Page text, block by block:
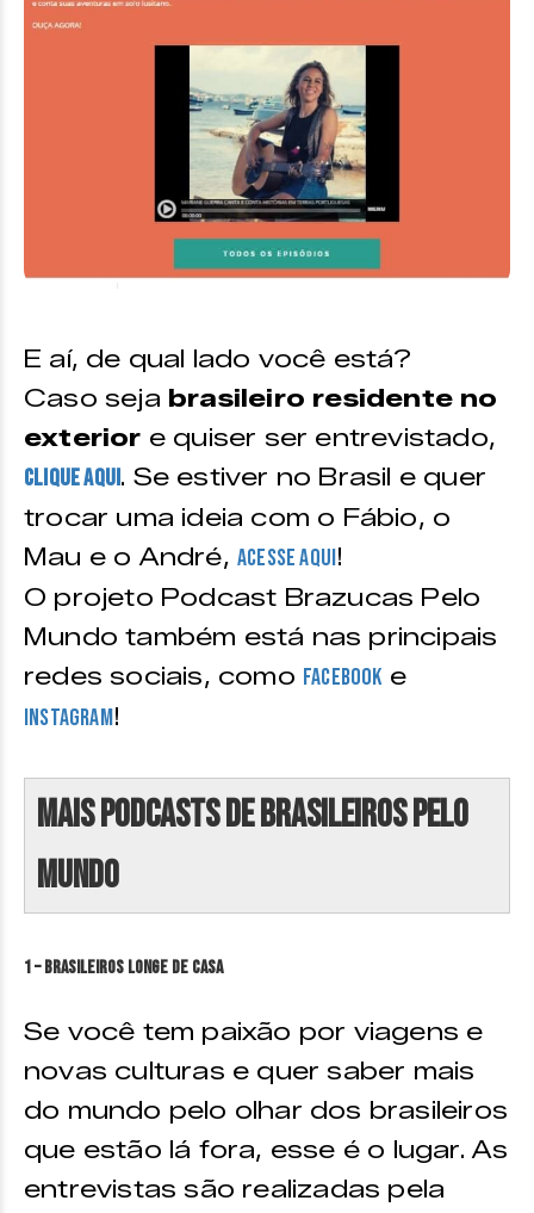
E aí, de qual lado você está?
Caso seja brasileiro residente no
exterior e quiser ser entrevistado,
clique aqui. Se estiver no Brasil e quer
trocar uma ideia com o Fábio, o
Mau e o André, acesse aqui!
O projeto Podcast Brazucas Pelo
Mundo também está nas principais
redes sociais, como Facebook e
Instagram!
Mais podcasts de brasileiros pelo
mundo
1 – Brasileiros longe de casa
Se você tem paixão por viagens e
novas culturas e quer saber mais
do mundo pelo olhar dos brasileiros
que estão lá fora, esse é o lugar. As
entrevistas são realizadas pela